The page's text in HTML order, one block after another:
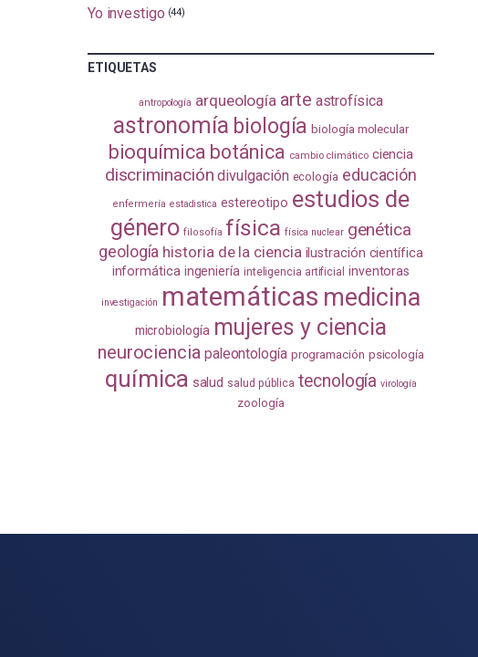
Yo investigo (44)
ETIQUETAS
antropología arqueología arte astrofísica
astronomía biología biología molecular
bioquímica botánica cambio climático ciencia
discriminación divulgación ecología educación
enfermería estadistica estereotipo estudios de
género filosofía física física nuclear genética
geología historia de la ciencia ilustración científica
informática ingeniería inteligencia artificial inventoras
investigación matemáticas medicina
microbiología mujeres y ciencia
neurociencia paleontología programación psicología
química salud salud pública tecnología virología
zoología